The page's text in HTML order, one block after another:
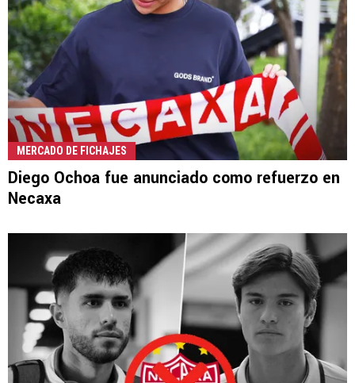
MERCADO DE FICHAJES
Diego Ochoa fue anunciado como refuerzo en
Necaxa